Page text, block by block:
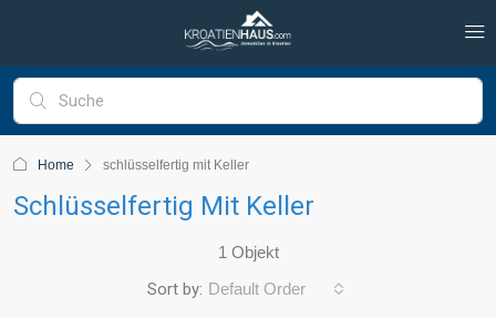
Home schlüsselfertig mit Keller
Schlüsselfertig Mit Keller
1 Objekt
Sort by: Default Order